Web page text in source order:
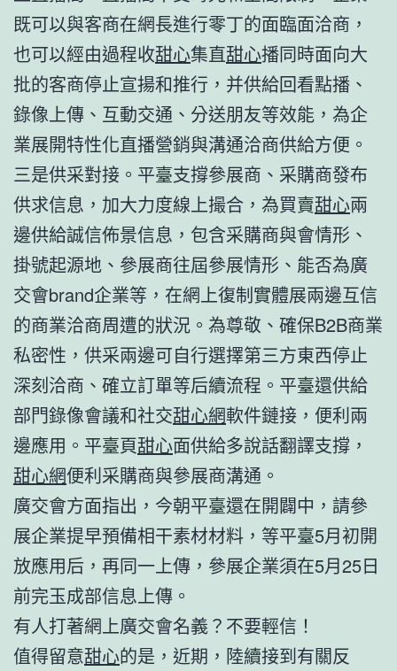
既可以與客商在網長進行零丁的面臨面洽商，
也可以經由過程收甜心集直甜心播同時面向大
批的客商停止宣揚和推行，并供給回看點播、
錄像上傳、互動交通、分送朋友等效能，為企
業展開特性化直播營銷與溝通洽商供給方便。
三是供采對接。平臺支撐參展商、采購商發布
供求信息，加大力度線上撮合，為買賣甜心兩
邊供給誠信佈景信息，包含采購商與會情形、
掛號起源地、參展商往屆參展情形、能否為廣
交會brand企業等，在網上復制實體展兩邊互信
的商業洽商周遭的狀況。為尊敬、確保B2B商業
私密性，供采兩邊可自行選擇第三方東西停止
深刻洽商、確立訂單等后續流程。平臺還供給
部門錄像會議和社交甜心網軟件鏈接，便利兩
邊應用。平臺頁甜心面供給多說話翻譯支撐，
甜心網便利采購商與參展商溝通。
廣交會方面指出，今朝平臺還在開闢中，請參
展企業提早預備相干素材材料，等平臺5月初開
放應用后，再同一上傳，參展企業須在5月25日
前完玉成部信息上傳。
有人打著網上廣交會名義？不要輕信！
值得留意甜心的是，近期，陸續接到有關反